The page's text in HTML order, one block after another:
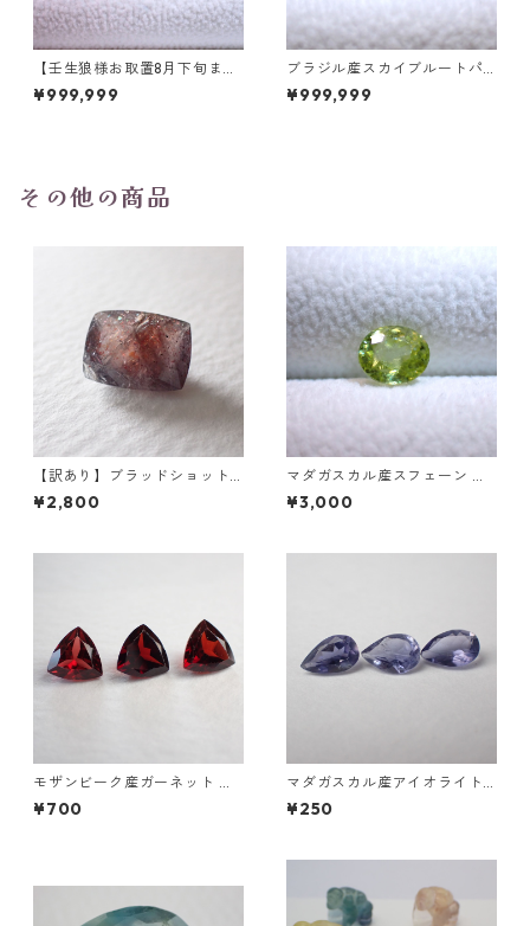
【壬生狼様お取置8月下旬ま
で】マダガスカル産スフェー
ン ラウンドカットルース 0.45
¥999,999
ブラジル産スカイブルートパ
ーズ スノーフレークカットル
ース 1.5ct 7.0mm*7.0mm*4.
¥999,999
その他の商品
【訳あり】ブラッドショット
アイオライト 3.25ct 11.0mm*
8.25mm*5.0mm
¥2,800
マダガスカル産スフェーン オ
ーバルカットルース 1.03ct 6.
3mm*5.3mm*3.6mm
¥3,000
モザンビーク産ガーネット ト
リリアントカットルース 0.9ct
前後 6mm*6mm前後
¥700
マダガスカル産アイオライト
0.1ct前後 6mm*4mm前後
¥250